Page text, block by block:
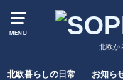
MENU
北欧か
北欧暮らしの日常 お知ら